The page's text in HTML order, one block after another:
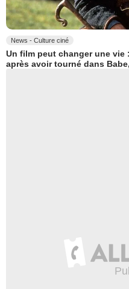
News - Culture ciné
Un film peut changer une vie
après avoir tourné dans